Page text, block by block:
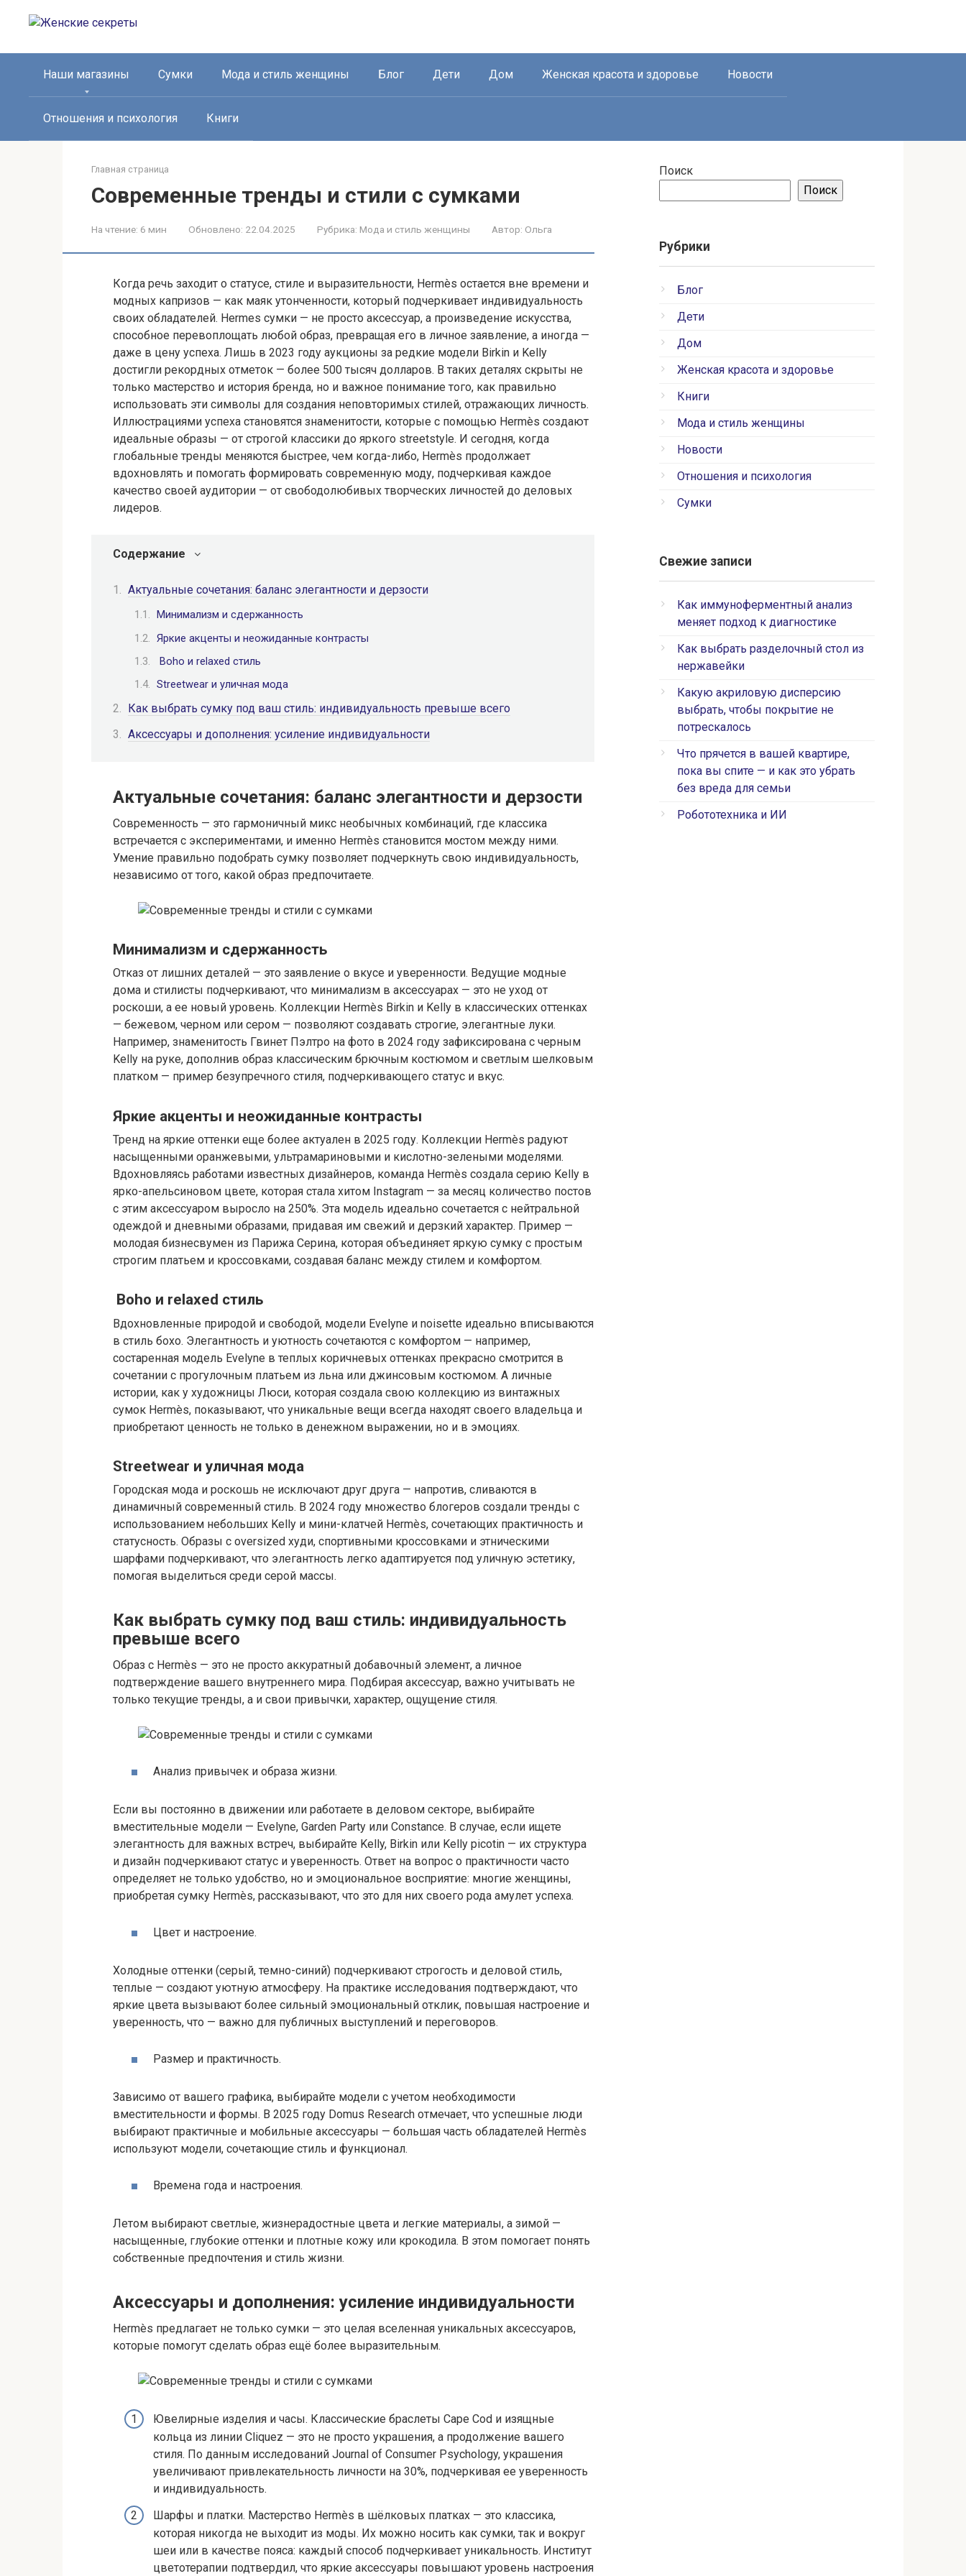
Наши магазины Сумки Мода и стиль женщины Блог Дети Дом Женская красота и здоровье Новости
Отношения и психология Книги
Главная страница
Современные тренды и стили с сумками
На чтение: 6 мин Обновлено: 22.04.2025 Рубрика: Мода и стиль женщины Автор: Ольга
Когда речь заходит о статусе, стиле и выразительности, Hermès остается вне времени и
модных капризов — как маяк утонченности, который подчеркивает индивидуальность
своих обладателей. Hermes сумки — не просто аксессуар, а произведение искусства,
способное перевоплощать любой образ, превращая его в личное заявление, а иногда —
даже в цену успеха. Лишь в 2023 году аукционы за редкие модели Birkin и Kelly
достигли рекордных отметок — более 500 тысяч долларов. В таких деталях скрыты не
только мастерство и история бренда, но и важное понимание того, как правильно
использовать эти символы для создания неповторимых стилей, отражающих личность.
Иллюстрациями успеха становятся знаменитости, которые с помощью Hermès создают
идеальные образы — от строгой классики до яркого streetstyle. И сегодня, когда
глобальные тренды меняются быстрее, чем когда-либо, Hermès продолжает
вдохновлять и помогать формировать современную моду, подчеркивая каждое
качество своей аудитории — от свободолюбивых творческих личностей до деловых
лидеров.
Содержание
Актуальные сочетания: баланс элегантности и дерзости
Минимализм и сдержанность
Яркие акценты и неожиданные контрасты
Boho и relaxed стиль
Streetwear и уличная мода
Как выбрать сумку под ваш стиль: индивидуальность превыше всего
Аксессуары и дополнения: усиление индивидуальности
Актуальные сочетания: баланс элегантности и дерзости
Современность — это гармоничный микс необычных комбинаций, где классика
встречается с экспериментами, и именно Hermès становится мостом между ними.
Умение правильно подобрать сумку позволяет подчеркнуть свою индивидуальность,
независимо от того, какой образ предпочитаете.
Минимализм и сдержанность
Отказ от лишних деталей — это заявление о вкусе и уверенности. Ведущие модные
дома и стилисты подчеркивают, что минимализм в аксессуарах — это не уход от
роскоши, а ее новый уровень. Коллекции Hermès Birkin и Kelly в классических оттенках
— бежевом, черном или сером — позволяют создавать строгие, элегантные луки.
Например, знаменитость Гвинет Пэлтро на фото в 2024 году зафиксирована с черным
Kelly на руке, дополнив образ классическим брючным костюмом и светлым шелковым
платком — пример безупречного стиля, подчеркивающего статус и вкус.
Яркие акценты и неожиданные контрасты
Тренд на яркие оттенки еще более актуален в 2025 году. Коллекции Hermès радуют
насыщенными оранжевыми, ультрамариновыми и кислотно-зелеными моделями.
Вдохновляясь работами известных дизайнеров, команда Hermès создала серию Kelly в
ярко-апельсиновом цвете, которая стала хитом Instagram — за месяц количество постов
с этим аксессуаром выросло на 250%. Эта модель идеально сочетается с нейтральной
одеждой и дневными образами, придавая им свежий и дерзкий характер. Пример —
молодая бизнесвумен из Парижа Серина, которая объединяет яркую сумку с простым
строгим платьем и кроссовками, создавая баланс между стилем и комфортом.
Boho и relaxed стиль
Вдохновленные природой и свободой, модели Evelyne и noisette идеально вписываются
в стиль бохо. Элегантность и уютность сочетаются с комфортом — например,
состаренная модель Evelyne в теплых коричневых оттенках прекрасно смотрится в
сочетании с прогулочным платьем из льна или джинсовым костюмом. А личные
истории, как у художницы Люси, которая создала свою коллекцию из винтажных
сумок Hermès, показывают, что уникальные вещи всегда находят своего владельца и
приобретают ценность не только в денежном выражении, но и в эмоциях.
Streetwear и уличная мода
Городская мода и роскошь не исключают друг друга — напротив, сливаются в
динамичный современный стиль. В 2024 году множество блогеров создали тренды с
использованием небольших Kelly и мини-клатчей Hermès, сочетающих практичность и
статусность. Образы с oversized худи, спортивными кроссовками и этническими
шарфами подчеркивают, что элегантность легко адаптируется под уличную эстетику,
помогая выделиться среди серой массы.
Как выбрать сумку под ваш стиль: индивидуальность
превыше всего
Образ с Hermès — это не просто аккуратный добавочный элемент, а личное
подтверждение вашего внутреннего мира. Подбирая аксессуар, важно учитывать не
только текущие тренды, а и свои привычки, характер, ощущение стиля.
Анализ привычек и образа жизни.
Если вы постоянно в движении или работаете в деловом секторе, выбирайте
вместительные модели — Evelyne, Garden Party или Constance. В случае, если ищете
элегантность для важных встреч, выбирайте Kelly, Birkin или Kelly picotin — их структура
и дизайн подчеркивают статус и уверенность. Ответ на вопрос о практичности часто
определяет не только удобство, но и эмоциональное восприятие: многие женщины,
приобретая сумку Hermès, рассказывают, что это для них своего рода амулет успеха.
Цвет и настроение.
Холодные оттенки (серый, темно-синий) подчеркивают строгость и деловой стиль,
теплые — создают уютную атмосферу. На практике исследования подтверждают, что
яркие цвета вызывают более сильный эмоциональный отклик, повышая настроение и
уверенность, что — важно для публичных выступлений и переговоров.
Размер и практичность.
Зависимо от вашего графика, выбирайте модели с учетом необходимости
вместительности и формы. В 2025 году Domus Research отмечает, что успешные люди
выбирают практичные и мобильные аксессуары — большая часть обладателей Hermès
используют модели, сочетающие стиль и функционал.
Времена года и настроения.
Летом выбирают светлые, жизнерадостные цвета и легкие материалы, а зимой —
насыщенные, глубокие оттенки и плотные кожу или крокодила. В этом помогает понять
собственные предпочтения и стиль жизни.
Аксессуары и дополнения: усиление индивидуальности
Hermès предлагает не только сумки — это целая вселенная уникальных аксессуаров,
которые помогут сделать образ ещё более выразительным.
Ювелирные изделия и часы. Классические браслеты Cape Cod и изящные
кольца из линии Cliquez — это не просто украшения, а продолжение вашего
стиля. По данным исследований Journal of Consumer Psychology, украшения
увеличивают привлекательность личности на 30%, подчеркивая ее уверенность
и индивидуальность.
Шарфы и платки. Мастерство Hermès в шёлковых платках — это классика,
которая никогда не выходит из моды. Их можно носить как сумки, так и вокруг
шеи или в качестве пояса: каждый способ подчеркивает уникальность. Институт
цветотерапии подтвердил, что яркие аксессуары повышают уровень настроения
Поиск
Поиск
Рубрики
Блог
Дети
Дом
Женская красота и здоровье
Книги
Мода и стиль женщины
Новости
Отношения и психология
Сумки
Свежие записи
Как иммуноферментный анализ
меняет подход к диагностике
Как выбрать разделочный стол из
нержавейки
Какую акриловую дисперсию
выбрать, чтобы покрытие не
потрескалось
Что прячется в вашей квартире,
пока вы спите — и как это убрать
без вреда для семьи
Робототехника и ИИ